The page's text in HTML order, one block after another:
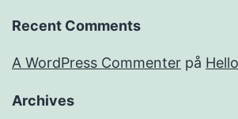
Recent Comments
A WordPress Commenter på
Archives